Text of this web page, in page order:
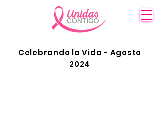
Celebrando la Vida - Agosto
2024